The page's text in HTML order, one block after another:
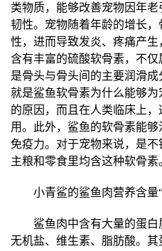
类物质，能够改善宠物因年
韧性。宠物随着年龄的增长
性，进而导致发炎、疼痛产生
含有丰富的硫酸软骨素，不
是骨头与骨头间的主要润滑
就是鲨鱼软骨素为什么能够
的原因，而且在人类临床上
用。此外，鲨鱼的软骨素能
免疫力。对于宠物来说，是不
主粮和零食里均含这种软骨素
小青鲨的鲨鱼肉营养含量
鲨鱼肉中含有大量的蛋
无机盐、维生素、脂肪酸。